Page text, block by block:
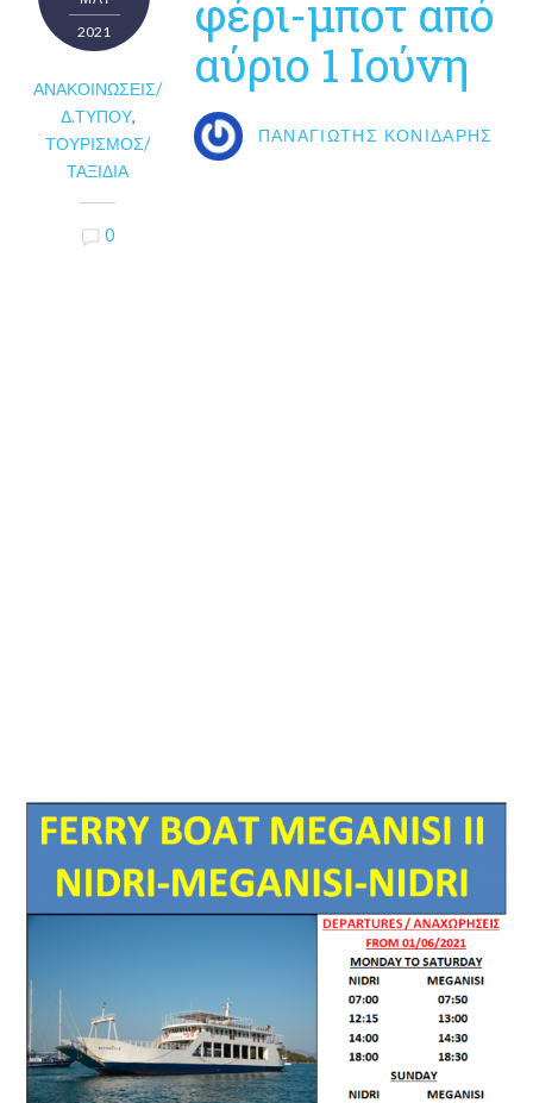
2021
ΑΝΑΚΟΙΝΏΣΕΙΣ/
Δ.ΤΎΠΟΥ,
ΤΟΥΡΙΣΜΌΣ/
ΤΑΞΊΔΙΑ
0
φέρι-μποτ από
αύριο 1 Ιούνη
ΠΑΝΑΓΙΏΤΗΣ ΚΟΝΙΔΆΡΗΣ